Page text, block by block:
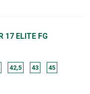
17 ELITE FG
42,5 43 45